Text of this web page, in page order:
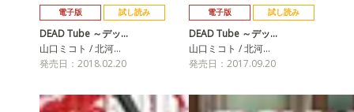
電子版 試し読み
DEAD Tube ～デッ…
山口ミコト / 北河…
発売日：2018.02.20
電子版 試し読み
DEAD Tube ～デッ…
山口ミコト / 北河…
発売日：2017.09.20